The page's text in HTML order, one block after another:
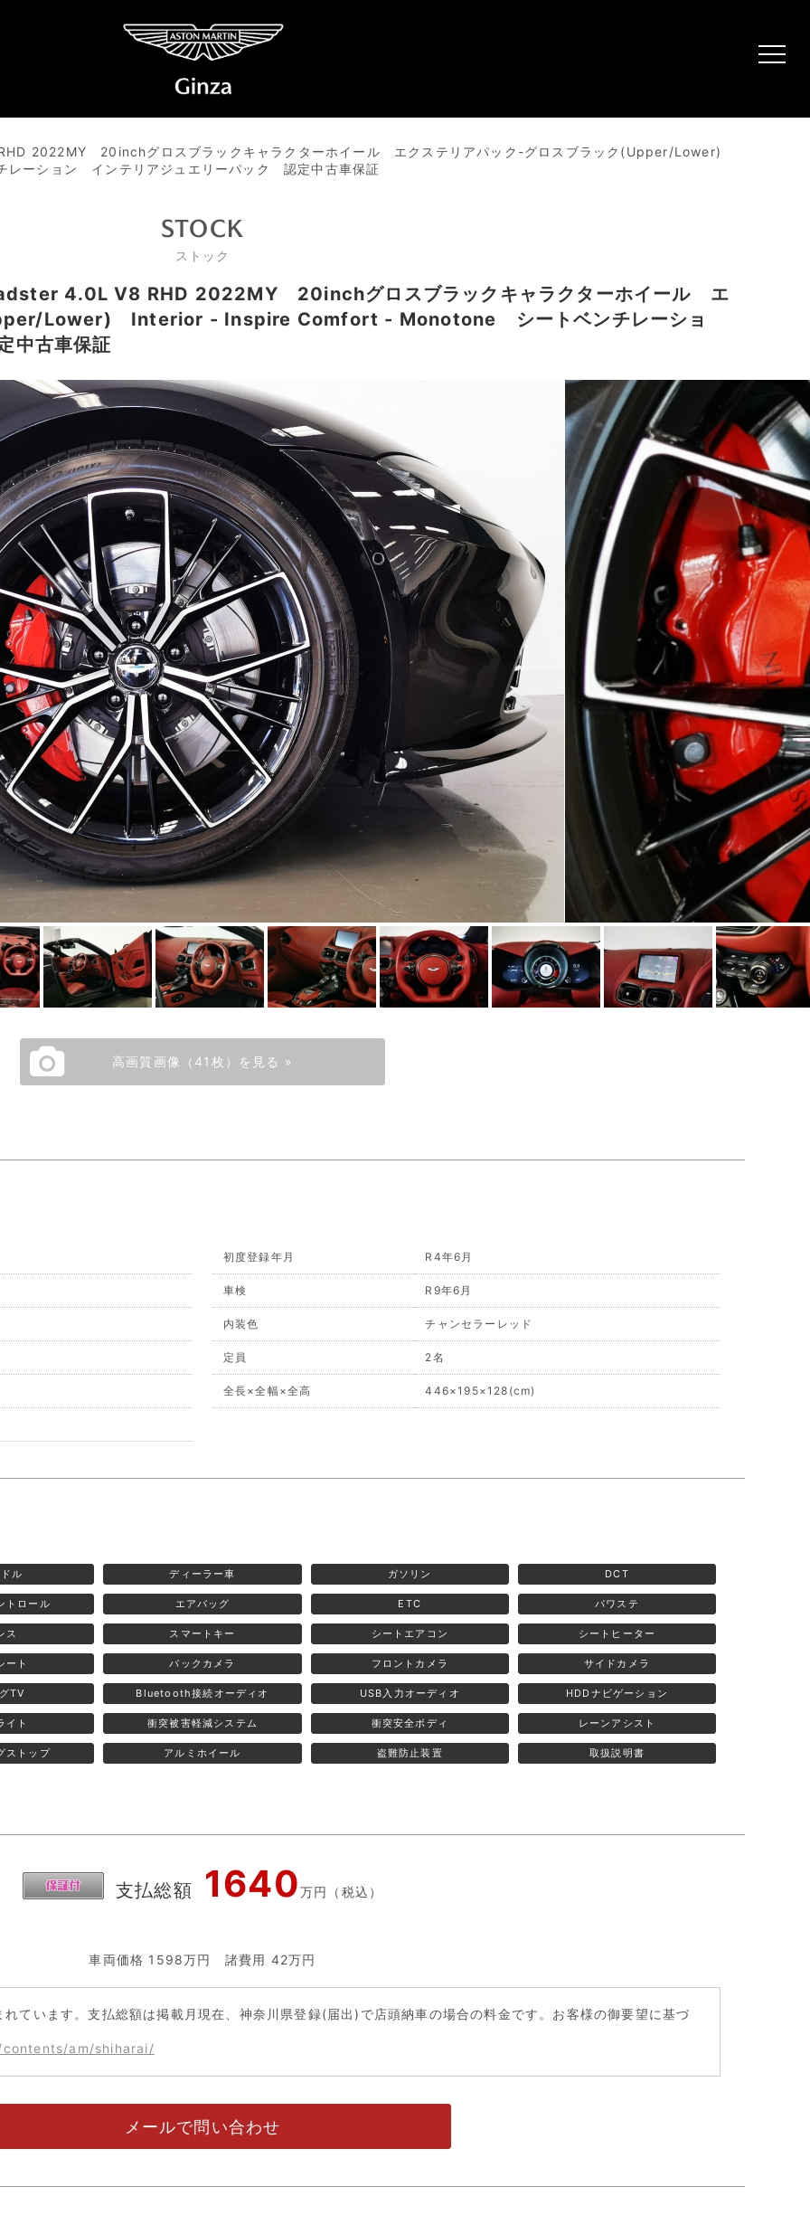
2022MY 20inchグロスブラックキャラクターホイール エクステリアパック-グロスブラック(Upper/Lower)
ション インテリアジュエリーパック 認定中古車保証
STOCK
ストック
4.0L V8 RHD 2022MY 20inchグロスブラックキャラクターホイール エ
Lower) Interior - Inspire Comfort - Monotone シートベンチレーショ
中古車保証
高画質画像（41枚）を見る »
初度登録年月 R4年6月
車検 R9年6月
内装色 チャンセラーレッド
定員 2名
全長×全幅×全高 446×195×128(cm)
ル ディーラー車 ガソリン DCT
トロール エアバッグ ETC パワステ
ス スマートキー シートエアコン シートヒーター
ート バックカメラ フロントカメラ サイドカメラ
TV Bluetooth接続オーディオ USB入力オーディオ HDDナビゲーション
イト 衝突被害軽減システム 衝突安全ボディ レーンアシスト
ストップ アルミホイール 盗難防止装置 取扱説明書
支払総額 1640万円（税込）
車両価格 1598万円 諸費用 42万円
ています。支払総額は掲載月現在、神奈川県登録(届出)で店頭納車の場合の料金です。お客様の御要望に基づ
am/shiharai/
メールで問い合わせ